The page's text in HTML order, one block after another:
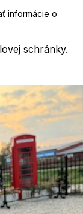
schránky.
informácie o